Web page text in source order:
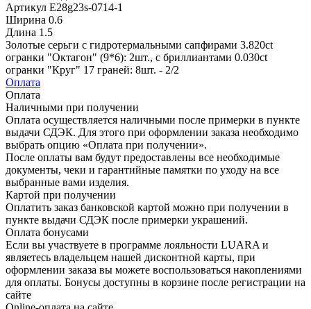
Артикул E28g23s-0714-1
Ширина 0.6
Длина 1.5
Золотые серьги с гидротермальными сапфирами 3.820ct
огранки "Октагон" (9*6): 2шт., с бриллиантами 0.030ct
огранки "Круг" 17 граней: 8шт. - 2/2
Оплата
Оплата
Наличными при получении
Оплата осуществляется наличными после примерки в пункте
выдачи СДЭК. Для этого при оформлении заказа необходимо
выбрать опцию «Оплата при получении».
После оплаты вам будут предоставлены все необходимые
документы, чеки и гарантийные памятки по уходу на все
выбранные вами изделия.
Картой при получении
Оплатить заказ банковской картой можно при получении в
пункте выдачи СДЭК после примерки украшений.
Оплата бонусами
Если вы участвуете в программе лояльности LUARA и
являетесь владельцем нашей дисконтной карты, при
оформлении заказа вы можете воспользоваться накоплениями
для оплаты. Бонусы доступны в корзине после регистрации на
сайте